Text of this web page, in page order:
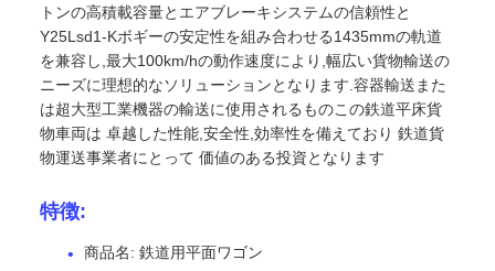
トンの高積載容量とエアブレーキシステムの信頼性と
Y25Lsd1-Kボギーの安定性を組み合わせる1435mmの軌道
を兼容し,最大100km/hの動作速度により,幅広い貨物輸送の
ニーズに理想的なソリューションとなります.容器輸送また
は超大型工業機器の輸送に使用されるものこの鉄道平床貨
物車両は 卓越した性能,安全性,効率性を備えており 鉄道貨
物運送事業者にとって 価値のある投資となります
特徴:
商品名: 鉄道用平面ワゴン